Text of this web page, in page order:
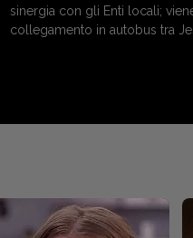
sinergia con gli Enti locali;
collegamento in autobus tra